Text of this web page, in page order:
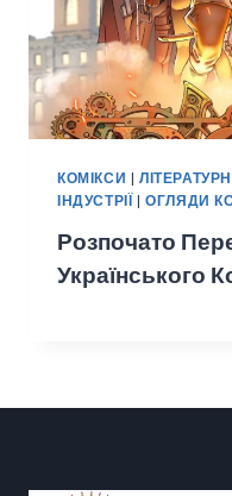
КОМІКСИ |
ІНДУСТРІЇ |ОГЛЯДИ
Розпочато
Українського